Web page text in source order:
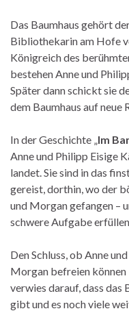
Das Baumhaus gehört
Bibliothekarin am Hofe
Königreich des
bestehen Anne und
Später dann schickt sie
dem Baumhaus auf neue
In der Geschichte „ Im
Anne und Philipp Eisige
landet. Sie sind in das
gereist, dorthin, wo der
und Morgan gefangen –
schwere Aufgabe
Den Schluss, ob Anne
Morgan befreien
verwies darauf, dass das
gibt und es noch viele